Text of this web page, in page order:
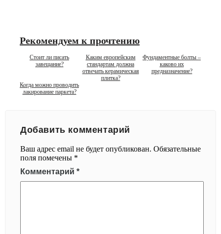
Рекомендуем к прочтению
Стоит ли писать
завещание?
Каким европейским
стандартам должна
отвечать керамическая
плитка?
Фундаментные болты –
каково их
предназначение?
Когда можно проводить
лакирование паркета?
Добавить комментарий
Ваш адрес email не будет опубликован. Обязательные
поля помечены *
Комментарий *